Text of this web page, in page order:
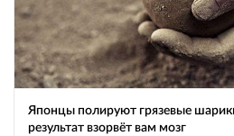
Японцы полируют грязевые
результат взорвёт вам мозг